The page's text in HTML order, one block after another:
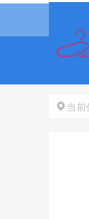
当前